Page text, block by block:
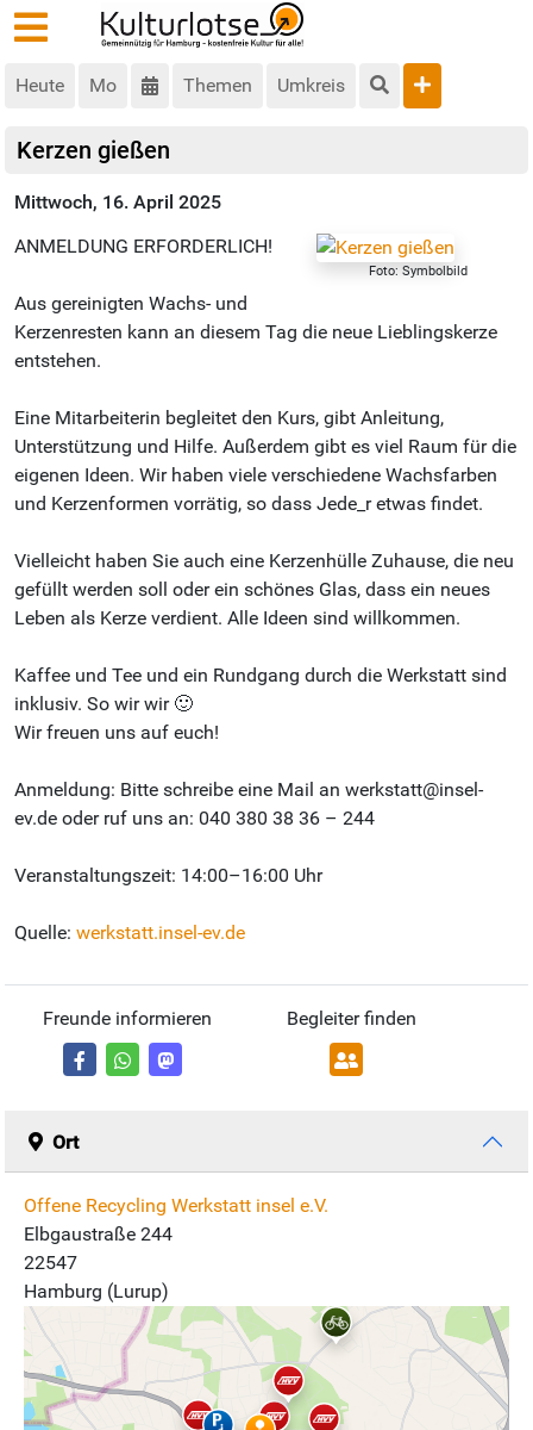
Heute Mo Themen Umkreis
Kerzen gießen
Mittwoch, 16. April 2025
Foto: Symbolbild
ANMELDUNG ERFORDERLICH!
Aus gereinigten Wachs- und
Kerzenresten kann an diesem Tag die neue Lieblingskerze
entstehen.
Eine Mitarbeiterin begleitet den Kurs, gibt Anleitung,
Unterstützung und Hilfe. Außerdem gibt es viel Raum für die
eigenen Ideen. Wir haben viele verschiedene Wachsfarben
und Kerzenformen vorrätig, so dass Jede_r etwas findet.
Vielleicht haben Sie auch eine Kerzenhülle Zuhause, die neu
gefüllt werden soll oder ein schönes Glas, dass ein neues
Leben als Kerze verdient. Alle Ideen sind willkommen.
Kaffee und Tee und ein Rundgang durch die Werkstatt sind
inklusiv. So wir wir 🙂
Wir freuen uns auf euch!
Anmeldung: Bitte schreibe eine Mail an werkstatt@insel-
ev.de oder ruf uns an: 040 380 38 36 – 244
Veranstaltungszeit: 14:00–16:00 Uhr
Quelle: werkstatt.insel-ev.de
Freunde informieren Begleiter finden
Ort
Offene Recycling Werkstatt insel e.V.
Elbgaustraße 244
22547
Hamburg (Lurup)